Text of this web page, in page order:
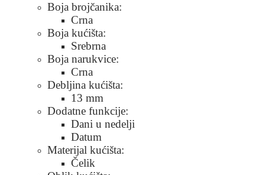
Boja brojčanika:
Crna
Boja kućišta:
Srebrna
Boja narukvice:
Crna
Debljina kućišta:
13 mm
Dodatne funkcije:
Dani u nedelji
Datum
Materijal kućišta:
Čelik